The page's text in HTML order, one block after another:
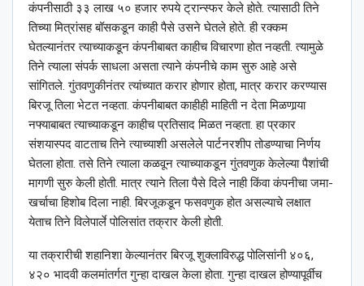
कंपनीसाठी ३३ लाख ५० हजार रुपये ट्रान्स्फर केले होते. त्यासाठी तिने
तिच्या मित्रांसह बॉसकडून काही पैसे उसने घेतले होते. ही रक्कम
घेतल्यानंतर त्याच्याकडून कंपनीबाबत काहीच विचारणा होत नव्हती. त्यामुळे
तिने त्याला संपर्क साधला असता त्याने कंपनीचे काम सुरु आहे असे
सांगितले. गुंतवणुकीनंतर त्यांच्यात करार होणार होता, मात्र करार करण्यास
बिरजू तिला भेटत नव्हता. कंपनीबाबत काहीही माहिती न देता मिळणार्‍या
नफ्याबाबत त्याच्याकडून काहीच प्रतिसाद मिळत नव्हता. हा प्रकार
संशयास्पद वाटताच तिने त्याच्याशी असलेले पार्टनरशीप तोडण्याचा निर्णय
घेतला होता. तसे तिने त्याला कळवून त्याच्याकडून गुंतवणुक केलेल्या पैशांची
मागणी सुरु केली होती. मात्र त्याने तिला पैसे दिले नाही किंवा कंपनीचा जमा-
खर्चाचा हिशोब दिला नाही. बिरजूकडून फसवणुक होत असल्याचे लक्षात
येताच तिने विलेपार्ले पोलिसांत तक्रार केली होती.
या तक्रारीची शहानिशा केल्यानंतर बिरजू शुक्लाविरुद्ध पोलिसांनी ४०६,
४२० भादवी कलमांतर्गत गुन्हा दाखल केला होता. गुन्हा दाखल होण्यापूर्वीच